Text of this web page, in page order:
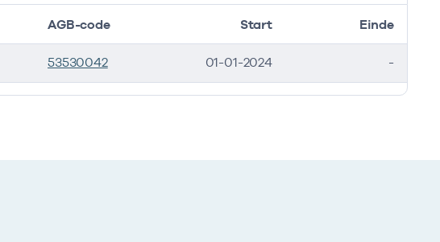
AGB-code Start Einde
53530042 01-01-2024 -